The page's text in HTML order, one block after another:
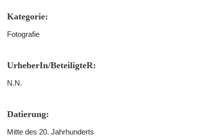
Kategorie:
Fotografie
UrheberIn/BeteiligteR:
N.N.
Datierung:
Mitte des 20. Jahrhunderts